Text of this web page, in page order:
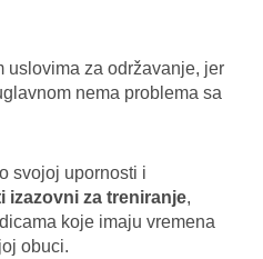
uslovima za održavanje, jer
nema problema sa
svojoj upornosti i
izazovni za treniranje,
koje imaju vremena
obuci.